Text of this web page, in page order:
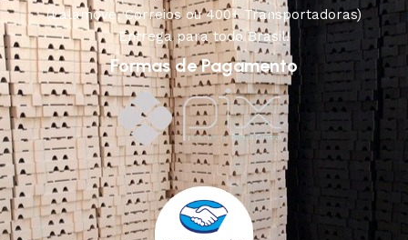
(Lalamove, Correios ou 400+ Transportadoras)
Entrega para todo Brasil!
Formas de Pagamento